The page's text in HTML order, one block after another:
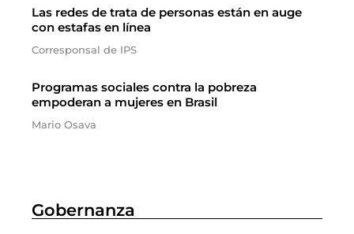
Las redes de trata de personas están en auge
con estafas en línea
Corresponsal de IPS
Programas sociales contra la pobreza
empoderan a mujeres en Brasil
Mario Osava
Gobernanza